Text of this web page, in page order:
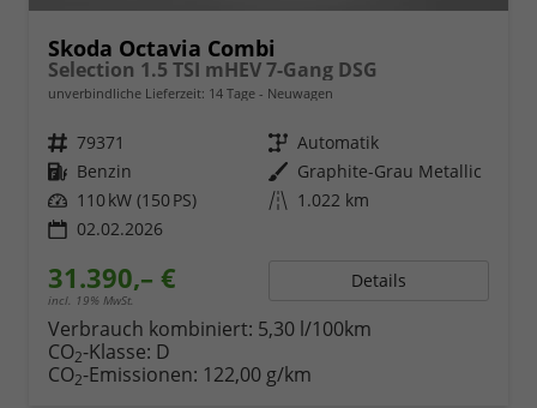
Skoda Octavia Combi
Selection 1.5 TSI mHEV 7-Gang DSG
unverbindliche Lieferzeit: 14 Tage Neuwagen
Fahrzeugnr. 79371 Getriebe Automatik
Kraftstoff Benzin Außenfarbe Graphite-Grau Metallic
Leistung 110 kW (150 PS) Kilometerstand 1.022 km
02.02.2026
31.390,– €
incl. 19% MwSt.
Details
Verbrauch kombiniert: 5,30 l/100km
CO2-Klasse: D
CO2-Emissionen: 122,00 g/km